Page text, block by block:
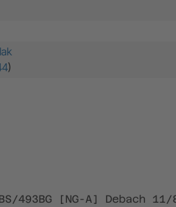
)
493BG [NG-A] Debach